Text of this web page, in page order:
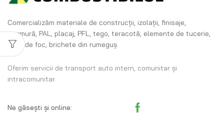
Comercializăm materiale de construcţii, izolaţii, finisaje,
marmură, PAL, placaj, PFL, tego, teracotă, elemente de tucerie,
lemn de foc, brichete din rumeguş.
Oferim servicii de transport auto intern, comunitar și
intracomunitar.
Ne găsești și online: